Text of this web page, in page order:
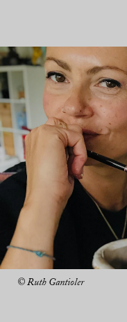
© Ruth Gantioler